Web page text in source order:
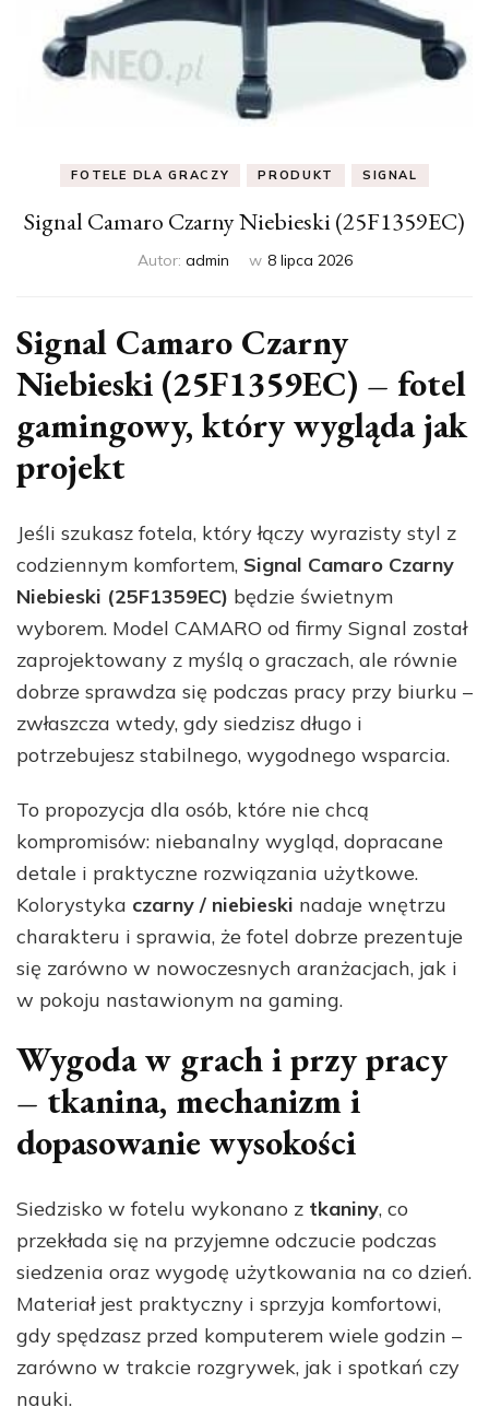
FOTELE DLA GRACZY PRODUKT SIGNAL
Signal Camaro Czarny Niebieski (25F1359EC)
Autor: admin w 8 lipca 2026
Signal Camaro Czarny
Niebieski (25F1359EC) – fotel
gamingowy, który wygląda jak
projekt
Jeśli szukasz fotela, który łączy wyrazisty styl z
codziennym komfortem, Signal Camaro Czarny
Niebieski (25F1359EC) będzie świetnym
wyborem. Model CAMARO od firmy Signal został
zaprojektowany z myślą o graczach, ale równie
dobrze sprawdza się podczas pracy przy biurku –
zwłaszcza wtedy, gdy siedzisz długo i
potrzebujesz stabilnego, wygodnego wsparcia.
To propozycja dla osób, które nie chcą
kompromisów: niebanalny wygląd, dopracane
detale i praktyczne rozwiązania użytkowe.
Kolorystyka czarny / niebieski nadaje wnętrzu
charakteru i sprawia, że fotel dobrze prezentuje
się zarówno w nowoczesnych aranżacjach, jak i
w pokoju nastawionym na gaming.
Wygoda w grach i przy pracy
– tkanina, mechanizm i
dopasowanie wysokości
Siedzisko w fotelu wykonano z tkaniny, co
przekłada się na przyjemne odczucie podczas
siedzenia oraz wygodę użytkowania na co dzień.
Materiał jest praktyczny i sprzyja komfortowi,
gdy spędzasz przed komputerem wiele godzin –
zarówno w trakcie rozgrywek, jak i spotkań czy
nauki.